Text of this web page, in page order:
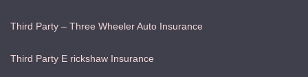
Third Party – Three Wheeler Auto Insurance
Third Party E rickshaw Insurance